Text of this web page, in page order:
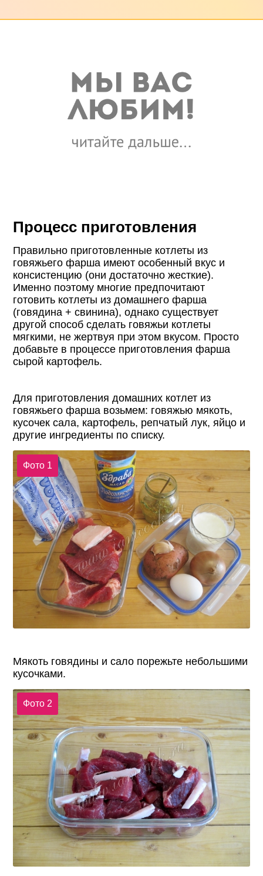
Процесс приготовления
Правильно приготовленные котлеты из
говяжьего фарша имеют особенный вкус и
консистенцию (они достаточно жесткие).
Именно поэтому многие предпочитают
готовить котлеты из домашнего фарша
(говядина + свинина), однако существует
другой способ сделать говяжьи котлеты
мягкими, не жертвуя при этом вкусом. Просто
добавьте в процессе приготовления фарша
сырой картофель.
Для приготовления домашних котлет из
говяжьего фарша возьмем: говяжью мякоть,
кусочек сала, картофель, репчатый лук, яйцо и
другие ингредиенты по списку.
Фото 1
Мякоть говядины и сало порежьте небольшими
кусочками.
Фото 2